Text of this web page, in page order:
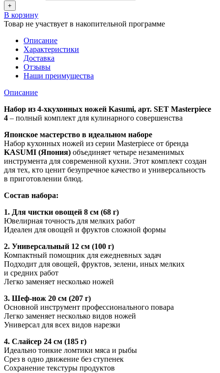
+
В корзину
Товар не участвует в накопительной программе
Описание
Характеристики
Доставка
Отзывы
Наши преимущества
Описание
Набор из 4-хкухонных ножей Kasumi, арт. SET Masterpiece
4 – полный комплект для кулинарного совершенства
Японское мастерство в идеальном наборе
Набор кухонных ножей из серии Masterpiece от бренда
KASUMI (Япония) объединяет четыре незаменимых
инструмента для современной кухни. Этот комплект создан
для тех, кто ценит безупречное качество и универсальность
в приготовлении блюд.
Состав набора:
1. Для чистки овощей 8 см (68 г)
Ювелирная точность для мелких работ
Идеален для овощей и фруктов сложной формы
2. Универсальный 12 см (100 г)
Компактный помощник для ежедневных задач
Подходит для овощей, фруктов, зелени, иных мелких
и средних работ
Легко заменяет несколько ножей
3. Шеф-нож 20 см (207 г)
Основной инструмент профессионального повара
Легко заменяет несколько видов ножей
Универсал для всех видов нарезки
4. Слайсер 24 см (185 г)
Идеально тонкие ломтики мяса и рыбы
Срез в одно движение без ступенек
Сохранение текстуры продуктов